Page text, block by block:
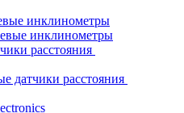
инклинометры
инклинометры
расстояния
датчики расстояния